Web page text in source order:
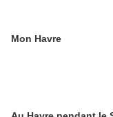
Mon Havre